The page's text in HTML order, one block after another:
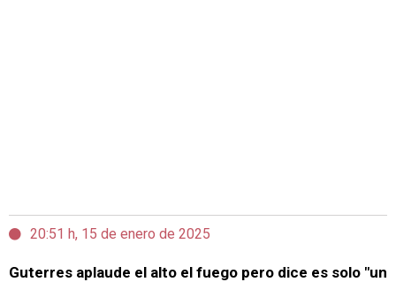
20:51 h, 15 de enero de 2025
Guterres aplaude el alto el fuego pero dice es solo "un